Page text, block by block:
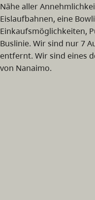
Nähe aller
Eislaufbahnen, eine
Einkaufsmöglichkeiten,
Buslinie. Wir sind nur 7
entfernt. Wir sind eines
von Nanaimo.